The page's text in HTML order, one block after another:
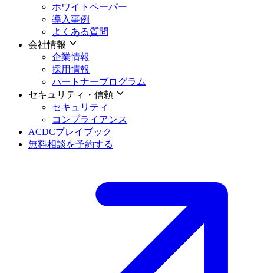
ホワイトペーパー
導入事例
よくある質問
会社情報
企業情報
採用情報
パートナープログラム
セキュリティ・信頼
セキュリティ
コンプライアンス
ACDCプレイブック
無料相談を予約する